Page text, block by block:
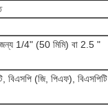
1/4" (50 মিমি) বা 2.5 "
(জি, পিএফ), বিএসপিটি